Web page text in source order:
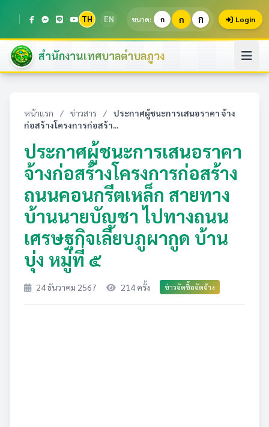
TH EN ขนาด: ก ก ก Login
สำนักงานเทศบาลตำบลภูวง
หน้าแรก / ข่าวสาร /
ประกาศผู้ชนะการเสนอราคา จ้าง
ก่อสร้างโครงการก่อสร้า...
ประกาศผู้ชนะการเสนอราคา
จ้างก่อสร้างโครงการก่อสร้าง
ถนนคอนกรีตเหล็ก สายทาง
บ้านนายบัญชา ไปทางถนน
เศรษฐกิจเลียบภูผากูด บ้าน
บุ่ง หมู่ที่ ๕
24 ธันวาคม 2567 214 ครั้ง ข่าวจัดซื้อจัดจ้าง